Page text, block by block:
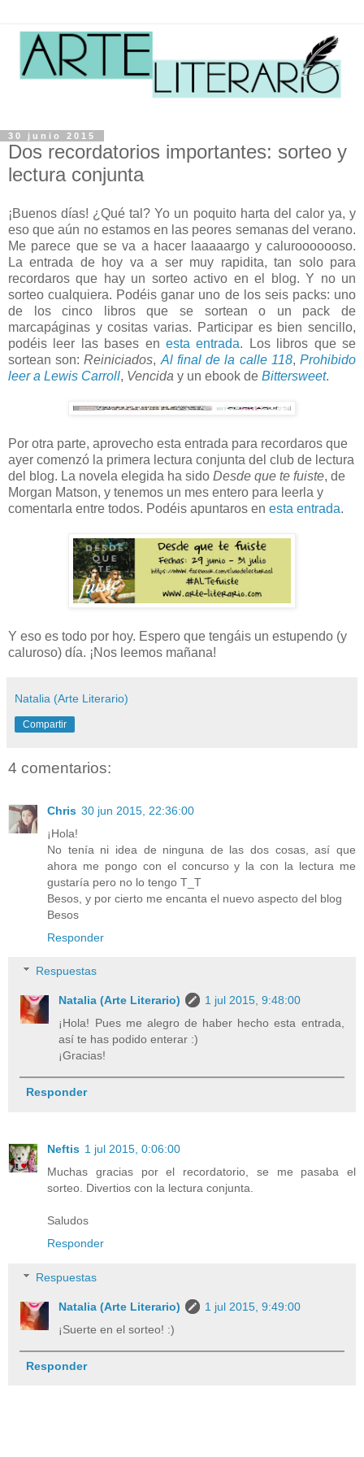
30 junio 2015
Dos recordatorios importantes: sorteo y
lectura conjunta
¡Buenos días! ¿Qué tal? Yo un poquito harta del calor ya, y
eso que aún no estamos en las peores semanas del verano.
Me parece que se va a hacer laaaaargo y calurooooooso.
La entrada de hoy va a ser muy rapidita, tan solo para
recordaros que hay un sorteo activo en el blog. Y no un
sorteo cualquiera. Podéis ganar uno de los seis packs: uno
de los cinco libros que se sortean o un pack de
marcapáginas y cositas varias. Participar es bien sencillo,
podéis leer las bases en esta entrada. Los libros que se
sortean son:Reiniciados, Al final de la calle 118,Prohibido
leer a Lewis Carroll, Vencida y un ebook de Bittersweet.
Por otra parte, aprovecho esta entrada para recordaros que
ayer comenzó la primera lectura conjunta del club de lectura
del blog. La novela elegida ha sido Desde que te fuiste, de
Morgan Matson, y tenemos un mes entero para leerla y
comentarla entre todos. Podéis apuntaros en esta entrada.
Y eso es todo por hoy. Espero que tengáis un estupendo (y
caluroso) día. ¡Nos leemos mañana!
Natalia (Arte Literario)
Compartir
4 comentarios:
Chris 30 jun 2015, 22:36:00
¡Hola!
No tenía ni idea de ninguna de las dos cosas, así que
ahora me pongo con el concurso y la con la lectura me
gustaría pero no lo tengo T_T
Besos, y por cierto me encanta el nuevo aspecto del blog
Besos
Responder
Respuestas
Natalia (Arte Literario)
1 jul 2015, 9:48:00
¡Hola! Pues me alegro de haber hecho esta entrada,
así te has podido enterar :)
¡Gracias!
Responder
Neftis 1 jul 2015, 0:06:00
Muchas gracias por el recordatorio, se me pasaba el
sorteo. Divertios con la lectura conjunta.
Saludos
Responder
Respuestas
Natalia (Arte Literario)
1 jul 2015, 9:49:00
¡Suerte en el sorteo! :)
Responder